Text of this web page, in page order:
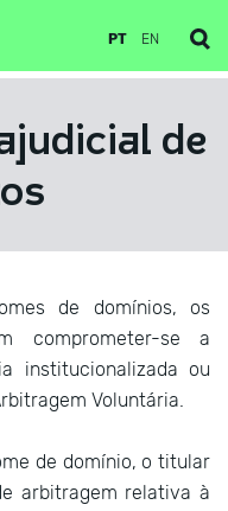
PT EN
de
de domínios, os
comprometer-se a
institucionalizada ou
Voluntária.
de domínio, o titular
arbitragem relativa à